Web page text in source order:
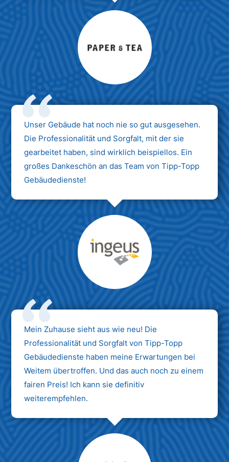
Max Mustermann
Unternehmen AG
Unser Gebäude hat noch nie so gut ausgesehen.
Die Professionalität und Sorgfalt, mit der sie
gearbeitet haben, sind wirklich beispiellos. Ein
großes Dankeschön an das Team von Tipp-Topp
Gebäudedienste!
Max Mustermann
Unternehmen AG
Mein Zuhause sieht aus wie neu! Die
Professionalität und Sorgfalt von Tipp-Topp
Gebäudedienste haben meine Erwartungen bei
Weitem übertroffen. Und das auch noch zu einem
fairen Preis! Ich kann sie definitiv
weiterempfehlen.